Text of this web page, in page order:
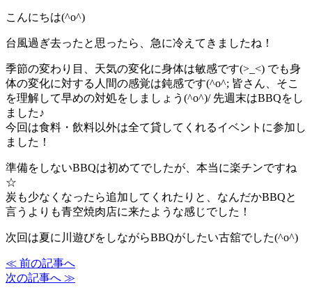
こんにちは(^o^)
台風過ぎ去ったと思ったら、急に冷えてきましたね！
季節の変わり目、天気の変化に身体は敏感です(>_<) でも身
体の変化に対する人間の感覚は鈍感です(^o^; 皆さん、そこ
を理解して早めの対処をしましょう(^o^)/ 先週末はBBQをし
ました♪
今回は食料・飲料以外は全て貸してくれるイベントに参加し
ました！
準備をしないBBQは初めてでしたが、本当に楽チンですね
☆
炭も少なくなったら追加してくれたりと、なんだかBBQと
言うよりも青空焼肉店に来たような感じでした！
次回は夏に川遊びをしながらBBQがしたい古舘でした(^o^)
≪ 前の記事へ
次の記事へ ≫